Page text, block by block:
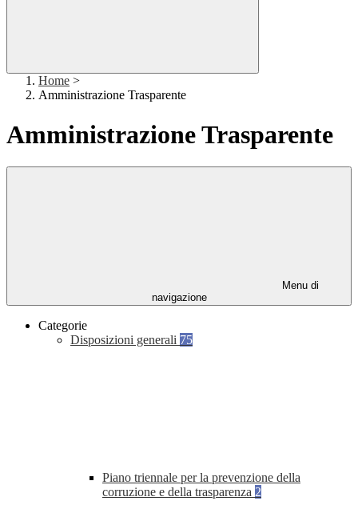
Home >
Amministrazione Trasparente
Amministrazione Trasparente
Menu di
navigazione
Categorie
Disposizioni generali 75
Piano triennale per la prevenzione della
corruzione e della trasparenza 2